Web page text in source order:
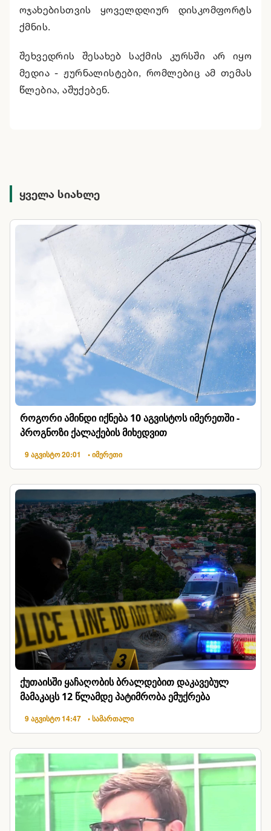
ოჯახებისთვის ყოველდღიურ დისკომფორტს
ქმნის.
შეხვედრის შესახებ საქმის კურსში არ იყო
მედია - ჟურნალისტები, რომლებიც ამ თემას
წლებია, აშუქებენ.
ყველა სიახლე
როგორი ამინდი იქნება 10 აგვისტოს იმერეთში -
პროგნოზი ქალაქების მიხედვით
9 აგვისტო 20:01 • იმერეთი
ქუთაისში ყაჩაღობის ბრალდებით დაკავებულ
მამაკაცს 12 წლამდე პატიმრობა ემუქრება
9 აგვისტო 14:47 • სამართალი